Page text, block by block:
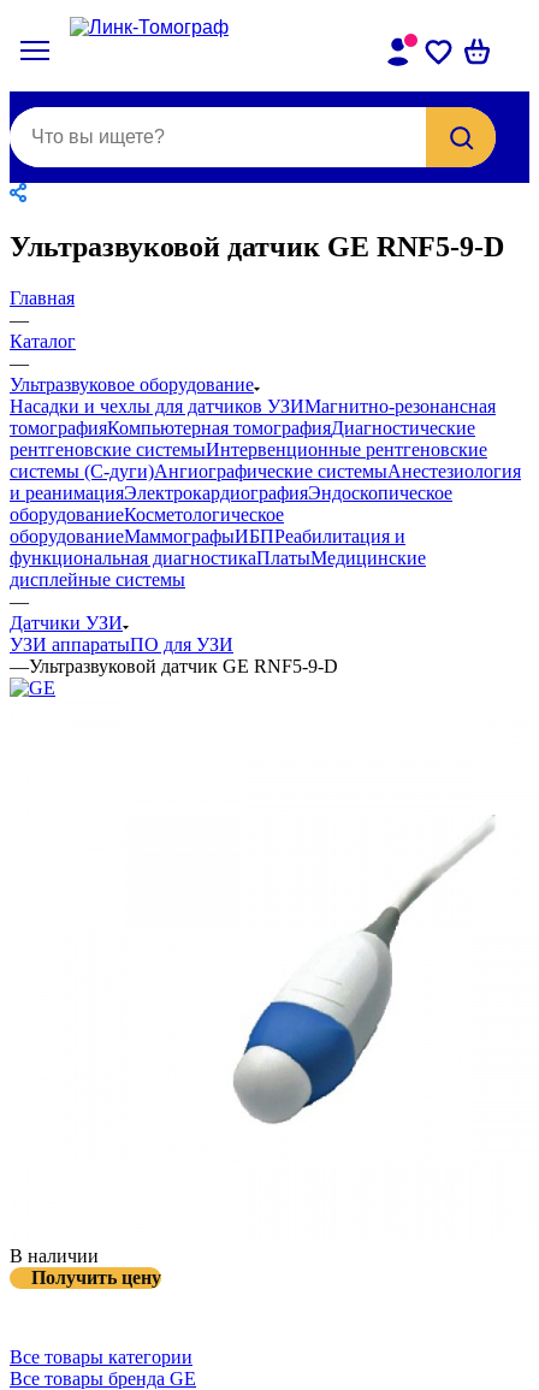
Ультразвуковой датчик GE RNF5-9-D
Главная
—
Каталог
—
Ультразвуковое оборудование
Насадки и чехлы для датчиков УЗИМагнитно-резонансная
томографияКомпьютерная томографияДиагностические
рентгеновские системыИнтервенционные рентгеновские
системы (С-дуги)Ангиографические системыАнестезиология
и реанимацияЭлектрокардиографияЭндоскопическое
оборудованиеКосметологическое
оборудованиеМаммографыИБПРеабилитация и
функциональная диагностикаПлатыМедицинские
дисплейные системы
—
Датчики УЗИ
УЗИ аппаратыПО для УЗИ
—Ультразвуковой датчик GE RNF5-9-D
В наличии
Получить цену
Все товары категории
Все товары бренда GE